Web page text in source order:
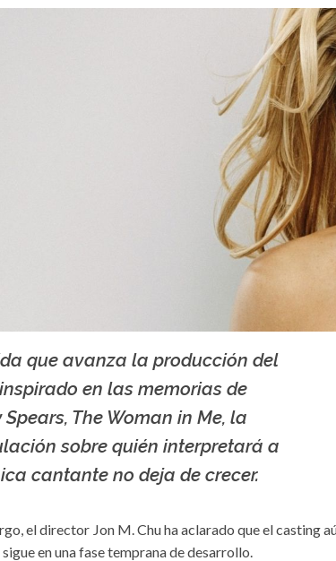
que avanza la producción del
en las memorias de
Spears, The Woman in Me, la
sobre quién interpretará a
cantante no deja de crecer.
el director Jon M. Chu ha aclarado que el casting
en una fase temprana de desarrollo.